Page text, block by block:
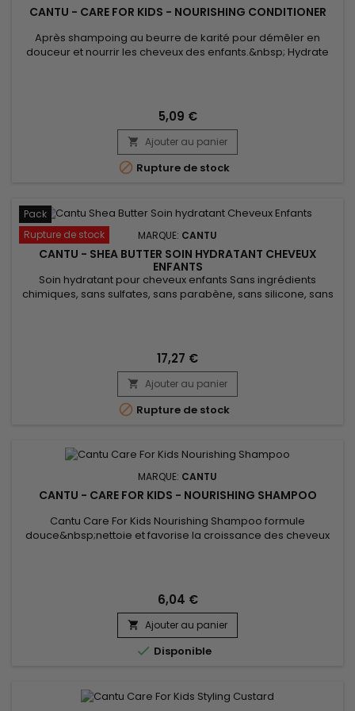
CANTU - CARE FOR KIDS - NOURISHING CONDITIONER
Après shampoing au beurre de karité pour démêler en
douceur et nourrir les cheveux des enfants.&nbsp; Hydrate
&nbsp;Nourrit les cheveux fragiles, boucles et vagues avec
douceur.&nbsp; Sans huile...
5,09 €
 Ajouter au panier
 Rupture de stock
Pack
Rupture de stock
MARQUE: CANTU
CANTU - SHEA BUTTER SOIN HYDRATANT CHEVEUX
ENFANTS
Soin hydratant pour cheveux enfants Sans ingrédients
chimiques, sans sulfates, sans parabène, sans silicone, sans
pointes. &nbsp;Ils redeviennent brillants et faciles à coiffer !
17,27 €
 Ajouter au panier
 Rupture de stock
MARQUE: CANTU
CANTU - CARE FOR KIDS - NOURISHING SHAMPOO
Cantu Care For Kids Nourishing Shampoo formule
douce&nbsp;nettoie et favorise la croissance des cheveux
fragiles,&nbsp;boucles et les vagues avec&nbsp;douceur.
&nbsp;Sans sulfates, sans...
6,04 €
 Ajouter au panier
 Disponible